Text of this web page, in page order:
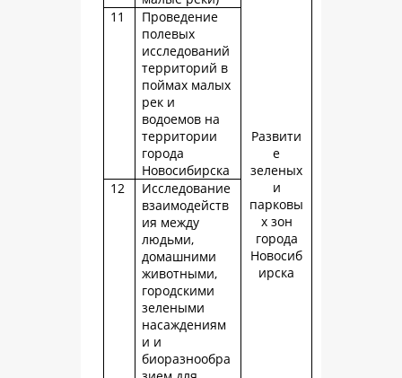
Развити
е
зеленых
и
парковы
х зон
города
Новосиб
ирска
11
Проведение
полевых
исследований
территорий в
поймах малых
рек и
водоемов на
территории
города
Новосибирска
12
Исследование
взаимодейств
ия между
людьми,
домашними
животными,
городскими
зелеными
насаждениям
и и
биоразнообра